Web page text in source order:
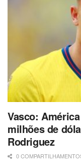
Vasco:
milhões de
Rodriguez
0